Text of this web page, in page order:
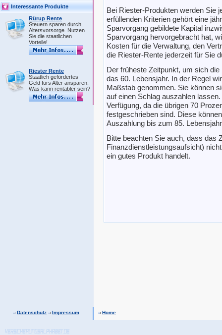
Interessante Produkte
Rürup Rente
Steuern sparen durch
Altersvorsorge. Nutzen
Sie die staatlichen
Vorteile!
Riester Rente
Staatlich gefördertes
Geld fürs Alter ansparen.
Was kann rentabler sein?
Bei Riester-Produkten werden Sie
erfüllenden Kriterien gehört eine
Sparvorgang gebildete Kapital
Sparvorgang hervorgebracht hat,
Kosten für die Verwaltung, den
die Riester-Rente jederzeit für Sie
Der früheste Zeitpunkt, um sich
das 60. Lebensjahr. In der Regel
Maßstab genommen. Sie können
auf einen Schlag auszahlen
Verfügung, da die übrigen 70
festgeschrieben sind. Diese
Auszahlung bis zum 85.
Bitte beachten Sie auch, dass das
Finanzdienstleistungsaufsicht)
ein gutes Produkt handelt.
Datenschutz Impressum Home